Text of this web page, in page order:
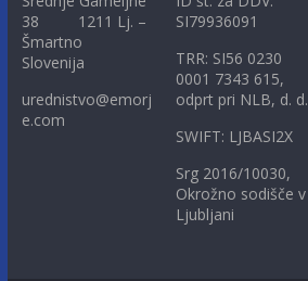
38 1211 Lj. –
Šmartno
Slovenija
urednistvo@emorj
e.com
SI79936091
TRR: SI56 0230
0001 7343 615,
odprt pri NLB, d. d.
SWIFT: LJBASI2X
Srg 2016/10030,
Okrožno sodišče v
Ljubljani